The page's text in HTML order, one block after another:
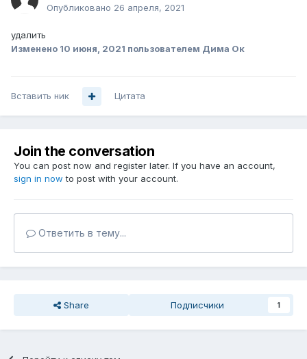
Опубликовано 26 апреля, 2021
удалить
Изменено 10 июня, 2021 пользователем Дима Ок
Вставить ник Цитата
Join the conversation
You can post now and register later. If you have an account,
sign in now to post with your account.
Ответить в тему...
Share Подписчики 1